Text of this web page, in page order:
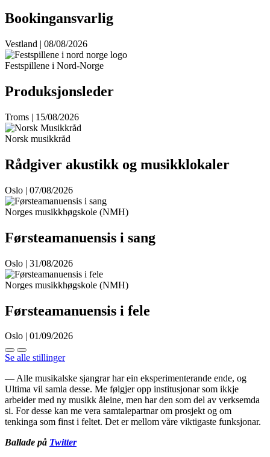
Bookingansvarlig
Vestland | 08/08/2026
Festspillene i Nord-Norge
Produksjonsleder
Troms | 15/08/2026
Norsk musikkråd
Rådgiver akustikk og musikklokaler
Oslo | 07/08/2026
Norges musikkhøgskole (NMH)
Førsteamanuensis i sang
Oslo | 31/08/2026
Norges musikkhøgskole (NMH)
Førsteamanuensis i fele
Oslo | 01/09/2026
Se alle stillinger
— Alle musikalske sjangrar har ein eksperimenterande ende, og
Ultima vil samla desse. Me følgjer opp institusjonar som ikkje
arbeider med ny musikk åleine, men har den som del av verksemda
si. For desse kan me vera samtalepartnar om prosjekt og om
tenkinga som finst i feltet. Det er mellom våre viktigaste funksjonar.
Ballade på Twitter